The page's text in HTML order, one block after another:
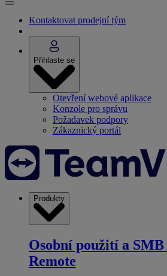
Kontaktovat prodejní tým
Přihlaste se
Otevření webové aplikace
Konzole pro správu
Požadavek podpory
Zákaznický portál
Produkty
Osobní použití a SMB
Remote